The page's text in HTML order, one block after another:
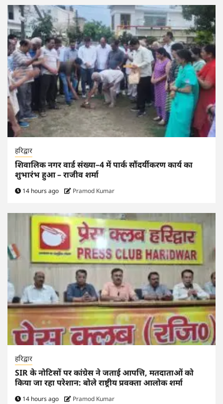
हरिद्वार
शिवालिक नगर वार्ड संख्या–4 में पार्क सौंदर्यीकरण कार्य का
शुभारंभ हुआ – राजीव शर्मा
14 hours ago Pramod Kumar
हरिद्वार
SIR के नोटिसों पर कांग्रेस ने जताई आपत्ति, मतदाताओं को
किया जा रहा परेशान: बोले राष्ट्रीय प्रवक्ता आलोक शर्मा
14 hours ago Pramod Kumar